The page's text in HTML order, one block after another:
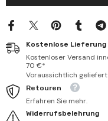
Kostenlose Lieferung
Kostenloser Versand
70 €*
Voraussichtlich
Retouren
Erfahren Sie mehr.
Widerrufsbelehrung